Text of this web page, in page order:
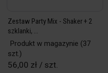
Zestaw Party Mix - Shaker + 2
szklanki, ...
Produkt w magazynie (37
szt.)
56,00 zł / szt.